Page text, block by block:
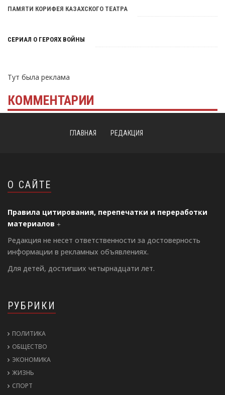
ПАМЯТИ КОРИФЕЯ КАЗАХСКОГО ТЕАТРА
СЕРИАЛ О ГЕРОЯХ ВОЙНЫ
Тут была реклама
КОММЕНТАРИИ
ГЛАВНАЯ РЕДАКЦИЯ
О САЙТЕ
Правила цитирования, перепечатки и переработки
материалов
Редакция не несет ответственности за достоверность
информации в рекламных объявлениях.
Для детей, достигших четырнадцати лет.
РУБРИКИ
ПОЛИТИКА
ОБЩЕСТВО
ЭКОНОМИКА
ЖИЗНЬ
СПОРТ